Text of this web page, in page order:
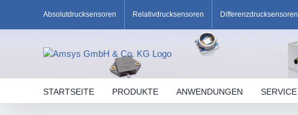
content
Absolutdrucksensoren Relativdrucksensoren Differenzdrucksensoren
STARTSEITE PRODUKTE ANWENDUNGEN SERVICE